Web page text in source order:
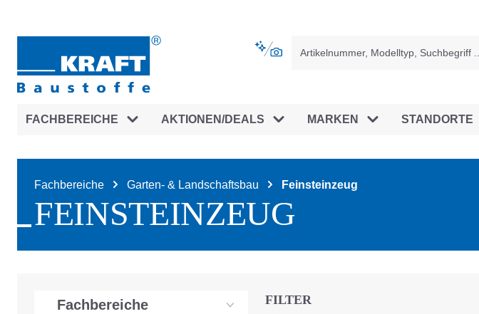
FACHBEREICHE AKTIONEN/DEALS MARKEN STANDORTE
Fachbereiche Garten- & Landschaftsbau Feinsteinzeug
FEINSTEINZEUG
Fachbereiche FILTER